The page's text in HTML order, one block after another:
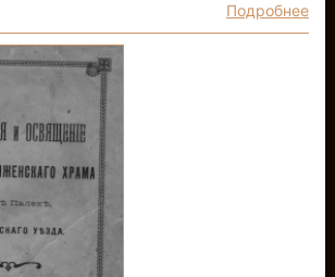
Подробнее